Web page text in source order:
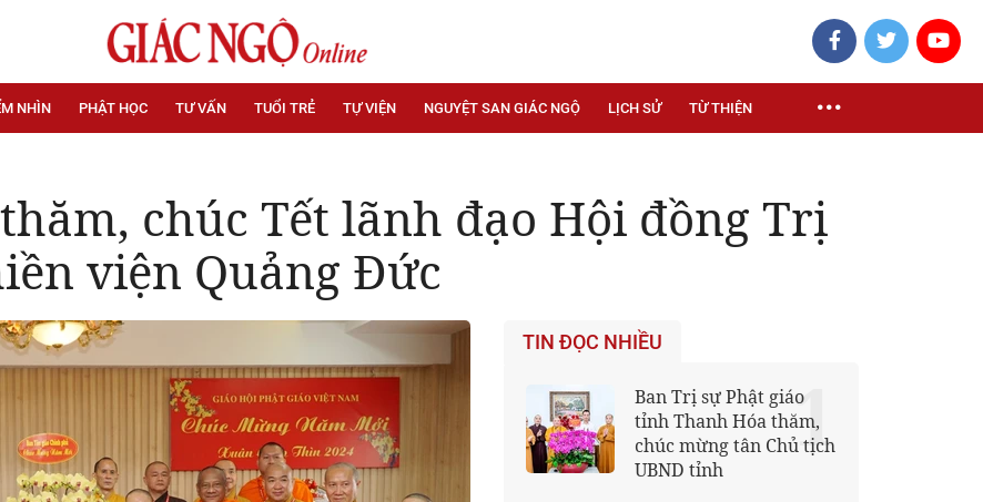
NHÌN PHẬT HỌC TƯ VẤN TUỔI TRẺ TỰ VIỆN NGUYỆT SAN GIÁC NGỘ LỊCH SỬ TỪ THIỆN
chúc Tết lãnh đạo Hội đồng Trị
viện Quảng Đức
TIN ĐỌC NHIỀU
Ban Trị sự Phật giáo
tỉnh Thanh Hóa thăm,
chúc mừng tân Chủ tịch
UBND tỉnh
1